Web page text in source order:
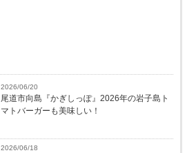
2026/06/20
尾道市向島『かぎしっぽ』2026年の岩子島ト
マトバーガーも美味しい！
2026/06/18